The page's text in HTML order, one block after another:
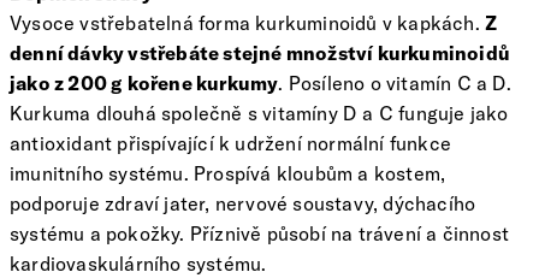
Vysoce vstřebatelná forma kurkuminoidů v kapkách. Z
denní dávky vstřebáte stejné množství kurkuminoidů
jako z 200 g kořene kurkumy. Posíleno o vitamín C a D.
Kurkuma dlouhá společně s vitamíny D a C funguje jako
antioxidant přispívající k udržení normální funkce
imunitního systému. Prospívá kloubům a kostem,
podporuje zdraví jater, nervové soustavy, dýchacího
systému a pokožky. Příznivě působí na trávení a činnost
kardiovaskulárního systému.